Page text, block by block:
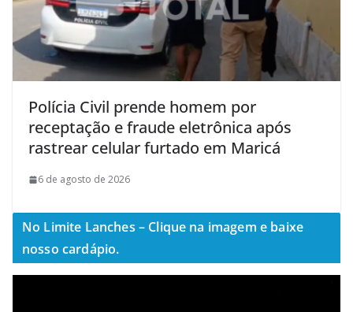
Polícia Civil prende homem por
receptação e fraude eletrônica após
rastrear celular furtado em Maricá
6 de agosto de 2026
No Limite Lanches – Clique na imagem e baixe
nosso cardápio.